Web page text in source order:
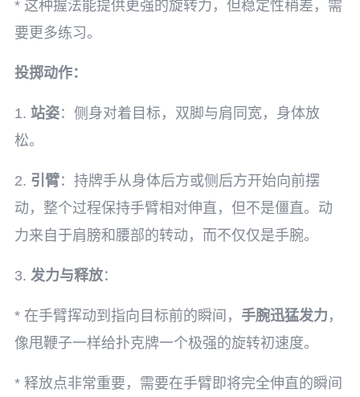
* 这种握法能提供更强的旋转力，但稳定性稍差，需
要更多练习。
投掷动作：
1. 站姿：侧身对着目标，双脚与肩同宽，身体放
松。
2. 引臂：持牌手从身体后方或侧后方开始向前摆
动，整个过程保持手臂相对伸直，但不是僵直。动
力来自于肩膀和腰部的转动，而不仅仅是手腕。
3. 发力与释放：
* 在手臂挥动到指向目标前的瞬间， 手腕迅猛发力 ，
像甩鞭子一样给扑克牌一个极强的旋转初速度。
* 释放点非常重要，需要在手臂即将完全伸直的瞬间